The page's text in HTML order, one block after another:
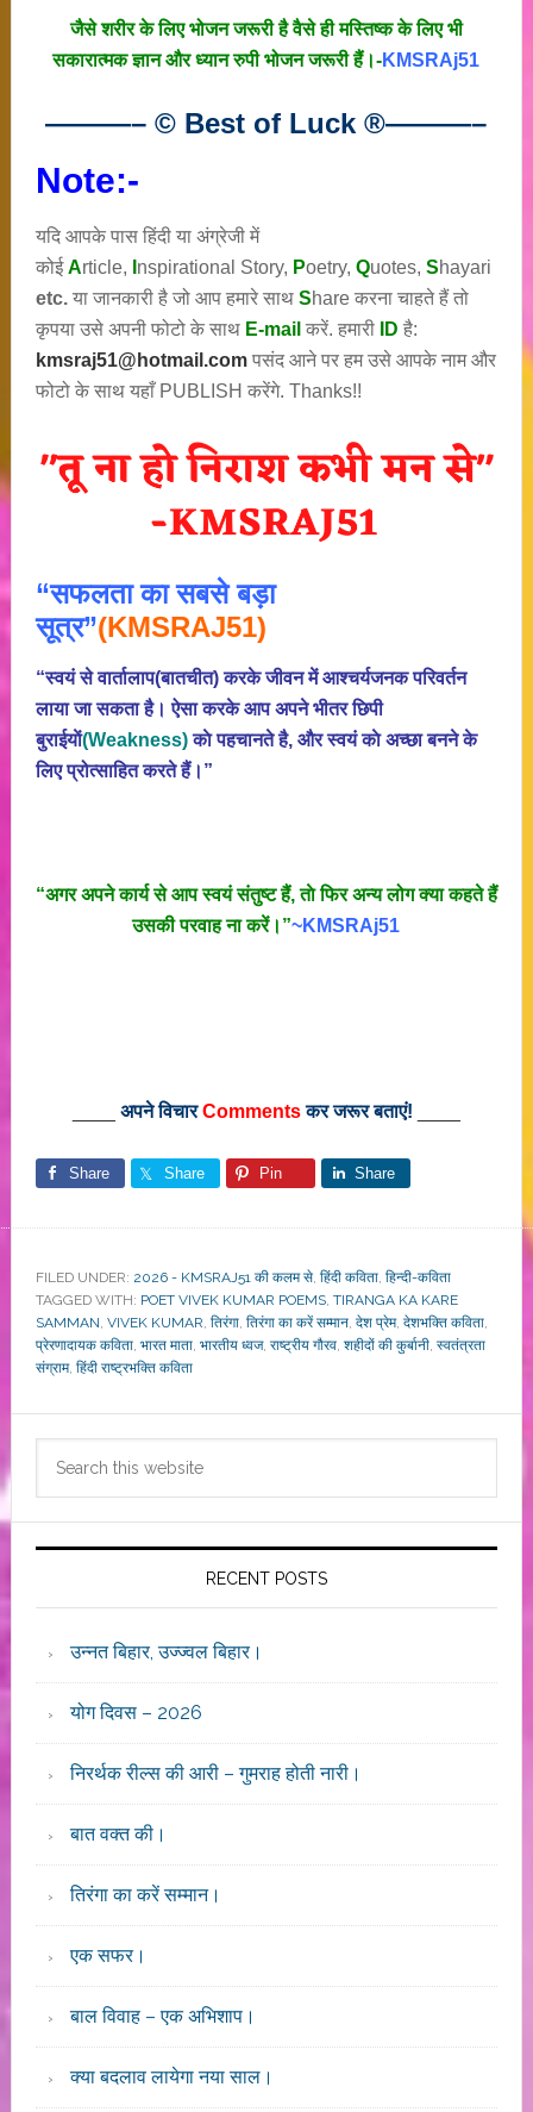
जैसे शरीर के लिए भोजन जरूरी है वैसे ही मस्तिष्क के लिए भी
सकारात्मक ज्ञान और ध्यान रुपी भोजन जरूरी हैं।-KMSRAj51
———– © Best of Luck®———–
Note:-
यदि आपके पास हिंदी या अंग्रेजी में
कोईArticle, nspirational Story, Poetry, Quotes, Shayari
etc.या जानकारी है जो आप हमारे साथShare करना चाहते हैं तो
कृपया उसे अपनी फोटो के साथ E-mail करें. हमारी ID है:
kmsraj51@hotmail.com पसंद आने पर हम उसे आपके नाम और
फोटो के साथ यहाँ PUBLISH करेंगे. Thanks!!
“सफलता का सबसे बड़ा
सूत्र”(KMSRAJ51)
“स्वयं से वार्तालाप(बातचीत) करके जीवन में आश्चर्यजनक परिवर्तन
लाया जा सकता है। ऐसा करके आप अपने भीतर छिपी
बुराईयाें(Weakness)काे पहचानते है, और स्वयं काे अच्छा बनने के
लिए प्रोत्साहित करते हैं।”
“अगर अपने कार्य से आप स्वयं संतुष्ट हैं, ताे फिर अन्य लोग क्या कहते हैं
उसकी परवाह ना करें।”~KMSRAj51
अपने विचारCommentsकर जरूर बताएं!
Share Share Pin Share
FILED UNDER: 2026 - KMSRAJ51 की कलम से, हिंदी कविता, हिन्दी-कविता
TAGGED WITH: POET VIVEK KUMAR POEMS, TIRANGA KA KARE
SAMMAN, VIVEK KUMAR, तिरंगा, तिरंगा का करें सम्मान, देश प्रेम, देशभक्ति कविता,
प्रेरणादायक कविता, भारत माता, भारतीय ध्वज, राष्ट्रीय गौरव, शहीदों की कुर्बानी, स्वतंत्रता
संग्राम, हिंदी राष्ट्रभक्ति कविता
Primary
Sidebar
RECENT POSTS
उन्नत बिहार, उज्ज्वल बिहार।
योग दिवस – 2026
निरर्थक रील्स की आरी – गुमराह होती नारी।
बात वक्त की।
तिरंगा का करें सम्मान।
एक सफर।
बाल विवाह – एक अभिशाप।
क्या बदलाव लायेगा नया साल।